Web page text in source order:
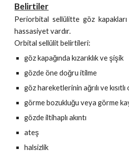
Belirtiler
Periorbital sellülitte göz kapakları
hassasiyet vardır.
Orbital sellülit belirtileri:
göz kapağında kızarıklık ve şişik
gözde öne doğru itilme
göz hareketlerinin ağrılı ve kısıtlı
görme bozukluğu veya görme
gözde iltihaplı akıntı
ateş
halsizlik